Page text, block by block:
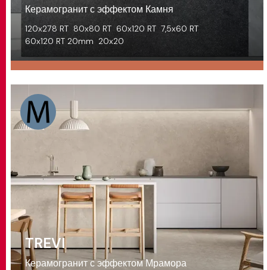
Керамогранит с эффектом Камня
120x278 RT 80x80 RT 60x120 RT 7,5x60 RT
60x120 RT 20mm 20x20
TREVI
Керамогранит с эффектом Мрамора